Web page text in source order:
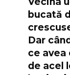
bucată
Dar
ce avea
de acel